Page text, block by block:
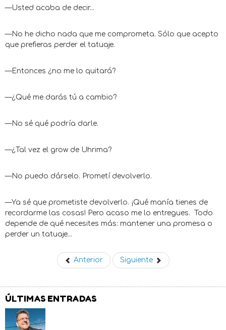
—Usted acaba de decir...
—No he dicho nada que me comprometa. Sólo que acepto
que prefieras perder el tatuaje.
—Entonces ¿no me lo quitará?
—¿Qué me darás tú a cambio?
—No sé qué podría darle.
—¿Tal vez el grow de Uhrima?
—No puedo dárselo. Prometí devolverlo.
—Ya sé que prometiste devolverlo. ¡Qué manía tienes de
recordarme las cosas! Pero acaso me lo entregues. Todo
depende de qué necesites más: mantener una promesa o
perder un tatuaje...
Anterior Siguiente
ÚLTIMAS ENTRADAS